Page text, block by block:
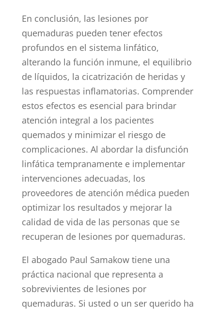
En conclusión, las lesiones por
quemaduras pueden tener efectos
profundos en el sistema linfático,
alterando la función inmune, el equilibrio
de líquidos, la cicatrización de heridas y
las respuestas inflamatorias. Comprender
estos efectos es esencial para brindar
atención integral a los pacientes
quemados y minimizar el riesgo de
complicaciones. Al abordar la disfunción
linfática tempranamente e implementar
intervenciones adecuadas, los
proveedores de atención médica pueden
optimizar los resultados y mejorar la
calidad de vida de las personas que se
recuperan de lesiones por quemaduras.
El abogado Paul Samakow tiene una
práctica nacional que representa a
sobrevivientes de lesiones por
quemaduras. Si usted o un ser querido ha